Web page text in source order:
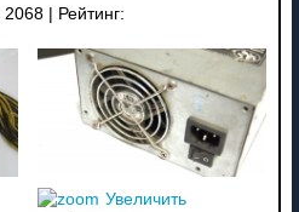
2068 Рейтинг:
Увеличить